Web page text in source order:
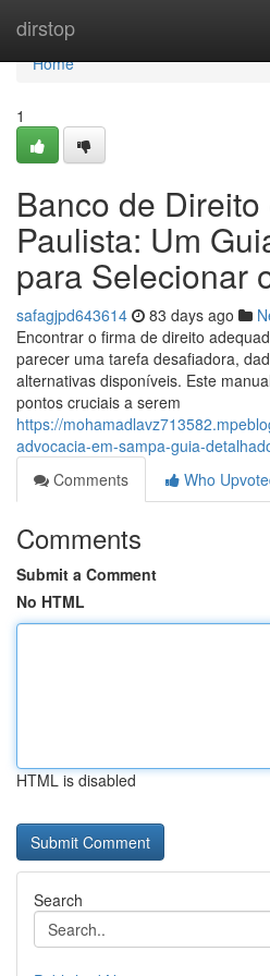
dirstop
Home
Home
1
Banco de
Paulista: Um
para Selecionar
safagjpd643614 83 days ago
Encontrar o firma de direito
parecer uma tarefa desafiadora,
alternativas disponíveis. Este
pontos cruciais a serem
https://
advocacia-em-sampa-guia-
Comments
Who
Comments
Submit a Comment
No HTML
HTML is disabled
Search